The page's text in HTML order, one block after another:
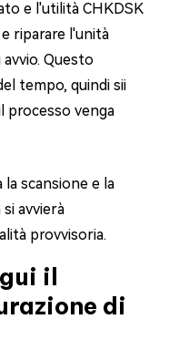
e l'utilità CHKDSK
riparare l'unità
Questo
tempo, quindi sii
processo venga
scansione e la
avvierà
provvisoria.
il
di